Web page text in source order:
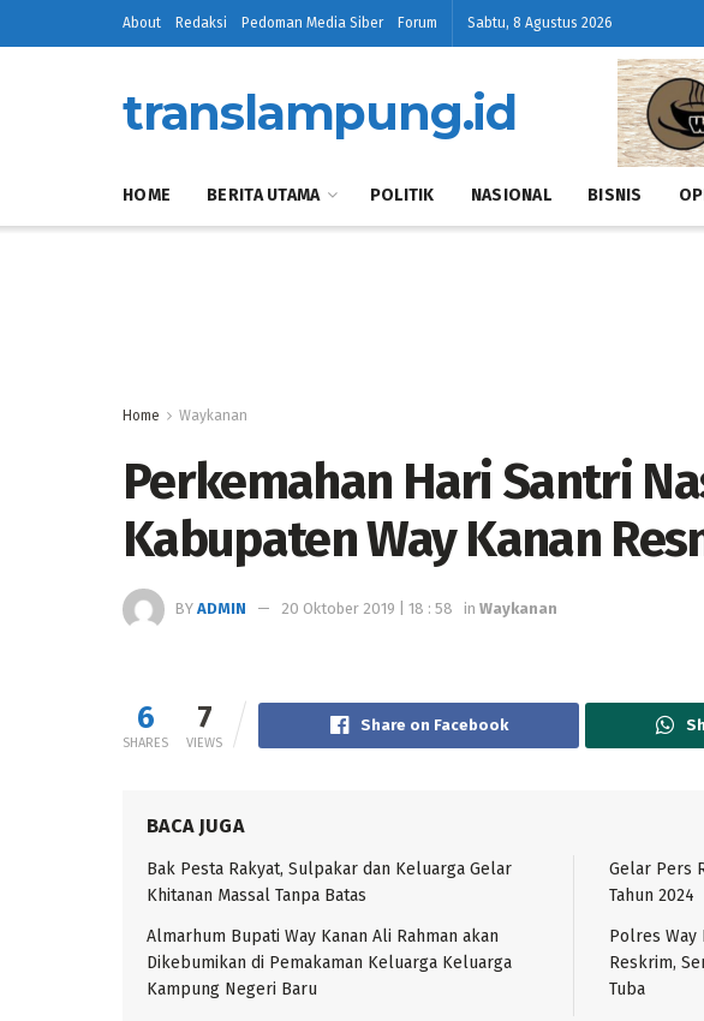
About Redaksi Pedoman Media Siber Forum Sabtu, 8 Agustus 2026
translampung.id
HOME BERITA UTAMA POLITIK NASIONAL BISNIS
Home Waykanan
Perkemahan Hari Santri
Kabupaten Way Kanan
BY ADMIN 20 Oktober 2019 | 18 : 58 in Waykanan
6
SHARES
7
VIEWS
Share on Facebook
BACA JUGA
Bak Pesta Rakyat, Sulpakar dan Keluarga Gelar
Khitanan Massal Tanpa Batas
Almarhum Bupati Way Kanan Ali Rahman akan
Dikebumikan di Pemakaman Keluarga Keluarga
Kampung Negeri Baru
Gelar Pers
Tahun 2024
Polres Way
Reskrim,
Tuba